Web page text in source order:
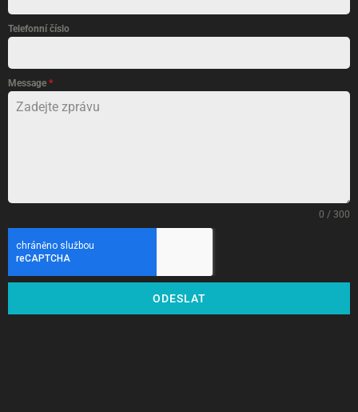
Telefonní číslo
Message *
0 / 300
ODESLAT